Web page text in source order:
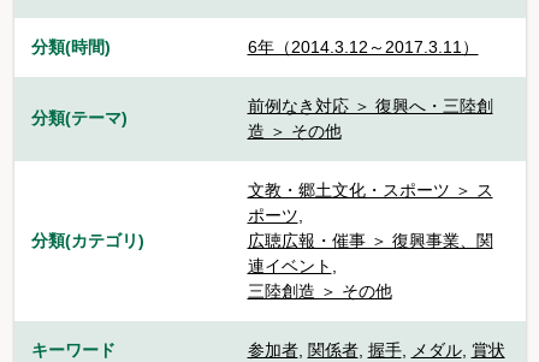
分類(時間) 6年（2014.3.12～2017.3.11）
分類(テーマ)
前例なき対応 ＞ 復興へ・三陸創
造 ＞ その他
分類(カテゴリ)
文教・郷土文化・スポーツ ＞ ス
ポーツ,
広聴広報・催事 ＞ 復興事業、関
連イベント ,
三陸創造 ＞ その他
キーワード 参加者, 関係者, 握手, メダル, 賞状